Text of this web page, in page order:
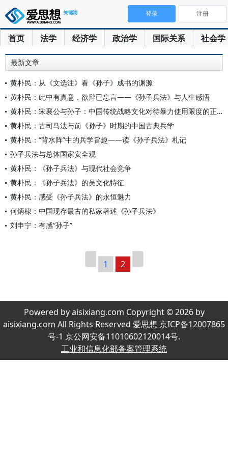
首页 法学 经济学 政治学 国际关系 社会学
登录 注册
最新文章
黄朴民：从《文选注》看《孙子》成书的渊源
黄朴民：此中有真意，欲辩已忘言——《孙子兵法》与人生感悟
黄朴民：宋襄公与孙子：中国传统战略文化对待暴力使用限度的正反
黄朴民：古司马法与前《孙子》时期的中国古典兵学
黄朴民：“背水阵”中的兵学旨趣——读《孙子兵法》札记
孙子兵法与总体国家安全观
黄朴民：《孙子兵法》与现代社会竞争
黄朴民：《孙子兵法》的吴文化特征
黄朴民：感受《孙子兵法》的永恒魅力
何炳棣：中国现存最古的私家著述《孙子兵法》
刘申宁：有感“孙子”
1 2
Powered by aisixiang.com Copyright © 2026 by
aisixiang.com All Rights Reserved 爱思想 京ICP备12007865
号-1 京公网安备11010602120014号.
工业和信息化部备案管理系统